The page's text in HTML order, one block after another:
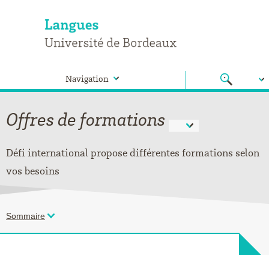
Navigation
Offres de formations
Défi international propose différentes formations selon
vos besoins
Sommaire